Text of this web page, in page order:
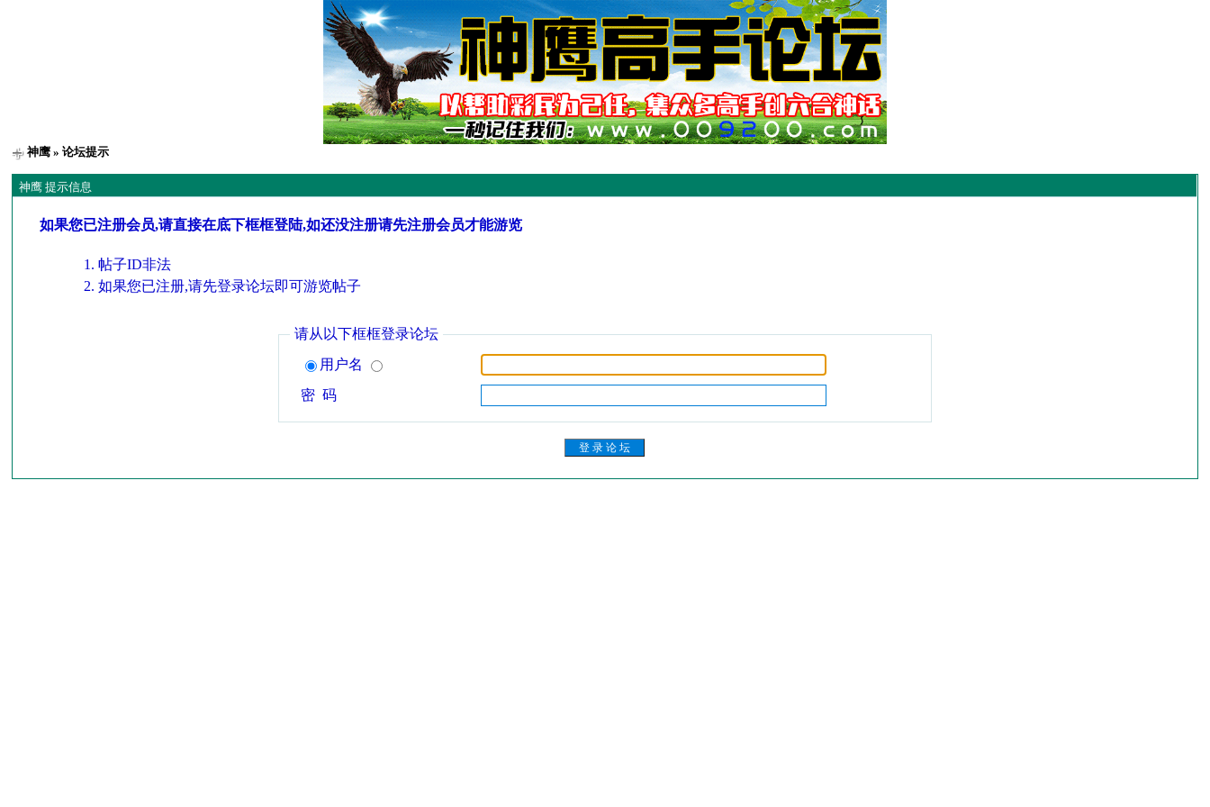
神鹰 » 论坛提示
神鹰 提示信息
如果您已注册会员,请直接在底下框框登陆,如还没注册请先注册会员才能游览
帖子ID非法
如果您已注册,请先登录论坛即可游览帖子
请从以下框框登录论坛
用户名
密 码